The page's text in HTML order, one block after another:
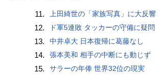
11. 上田綺世の「家族写真」に大反響
12. ド軍5連敗 タッカーの守備に疑問
13. 中井卓大 日本復帰に葛藤なし
14. 張本美和 相手の中断にも動じず
15. サラーの年俸 世界32位の現実